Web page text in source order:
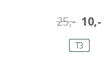
T3
25,- 10,-